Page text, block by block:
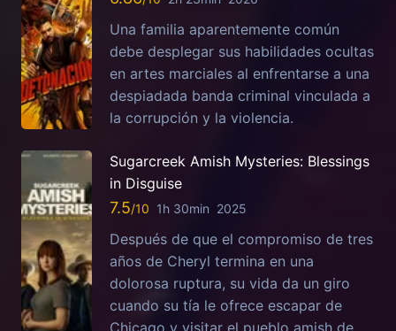
Una familia aparentemente común
debe desplegar sus habilidades ocultas
en artes marciales al enfrentarse a una
despiadada banda criminal vinculada a
la corrupción y la violencia.
Sugarcreek Amish Mysteries: Blessings
in Disguise
7.5 1h 30min 2025
Después de que el compromiso de tres
años de Cheryl termina en una
dolorosa ruptura, su vida da un giro
cuando su tía le ofrece escapar de